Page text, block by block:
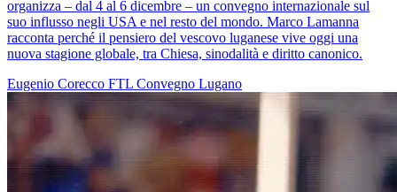
organizza – dal 4 al 6 dicembre – un convegno internazionale sul
suo influsso negli USA e nel resto del mondo. Marco Lamanna
racconta perché il pensiero del vescovo luganese vive oggi una
nuova stagione globale, tra Chiesa, sinodalità e diritto canonico.
Eugenio Corecco FTL Convegno Lugano